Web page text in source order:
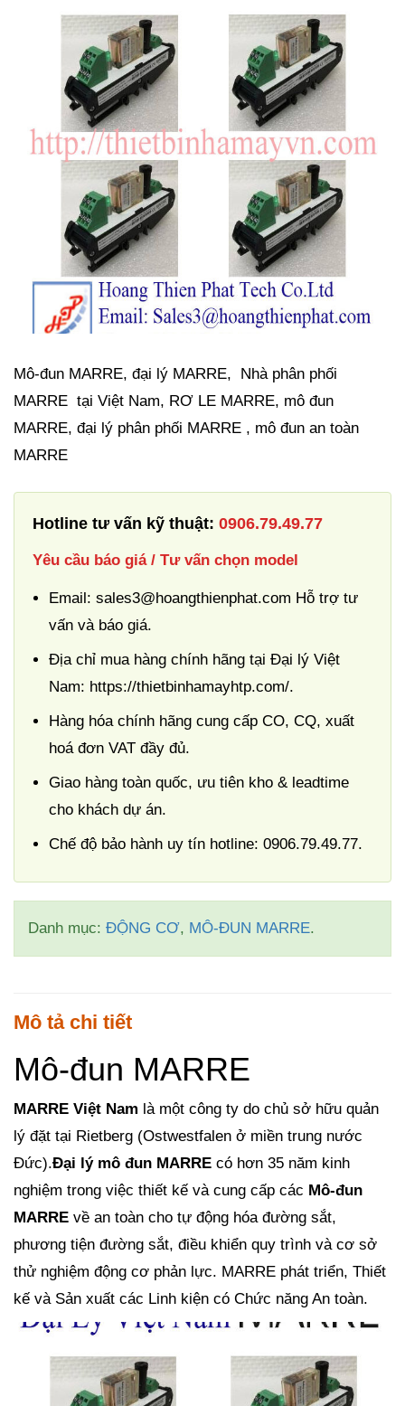
Mô-đun MARRE, đại lý MARRE, Nhà phân phối
MARRE tại Việt Nam, RƠ LE MARRE, mô đun
MARRE, đại lý phân phối MARRE , mô đun an toàn
MARRE
Hotline tư vấn kỹ thuật: 0906.79.49.77
Yêu cầu báo giá / Tư vấn chọn model
Email: sales3@hoangthienphat.com Hỗ trợ tư
vấn và báo giá.
Địa chỉ mua hàng chính hãng tại Đại lý Việt
Nam: https://thietbinhamayhtp.com/.
Hàng hóa chính hãng cung cấp CO, CQ, xuất
hoá đơn VAT đầy đủ.
Giao hàng toàn quốc, ưu tiên kho & leadtime
cho khách dự án.
Chế độ bảo hành uy tín hotline: 0906.79.49.77.
Danh mục: ĐỘNG CƠ, MÔ-ĐUN MARRE.
Mô tả chi tiết
Mô-đun MARRE
MARRE Việt Nam là một công ty do chủ sở hữu quản
lý đặt tại Rietberg (Ostwestfalen ở miền trung nước
Đức).Đại lý mô đun MARRE có hơn 35 năm kinh
nghiệm trong việc thiết kế và cung cấp các Mô-đun
MARRE về an toàn cho tự động hóa đường sắt,
phương tiện đường sắt, điều khiển quy trình và cơ sở
thử nghiệm động cơ phản lực. MARRE phát triển, Thiết
kế và Sản xuất các Linh kiện có Chức năng An toàn.